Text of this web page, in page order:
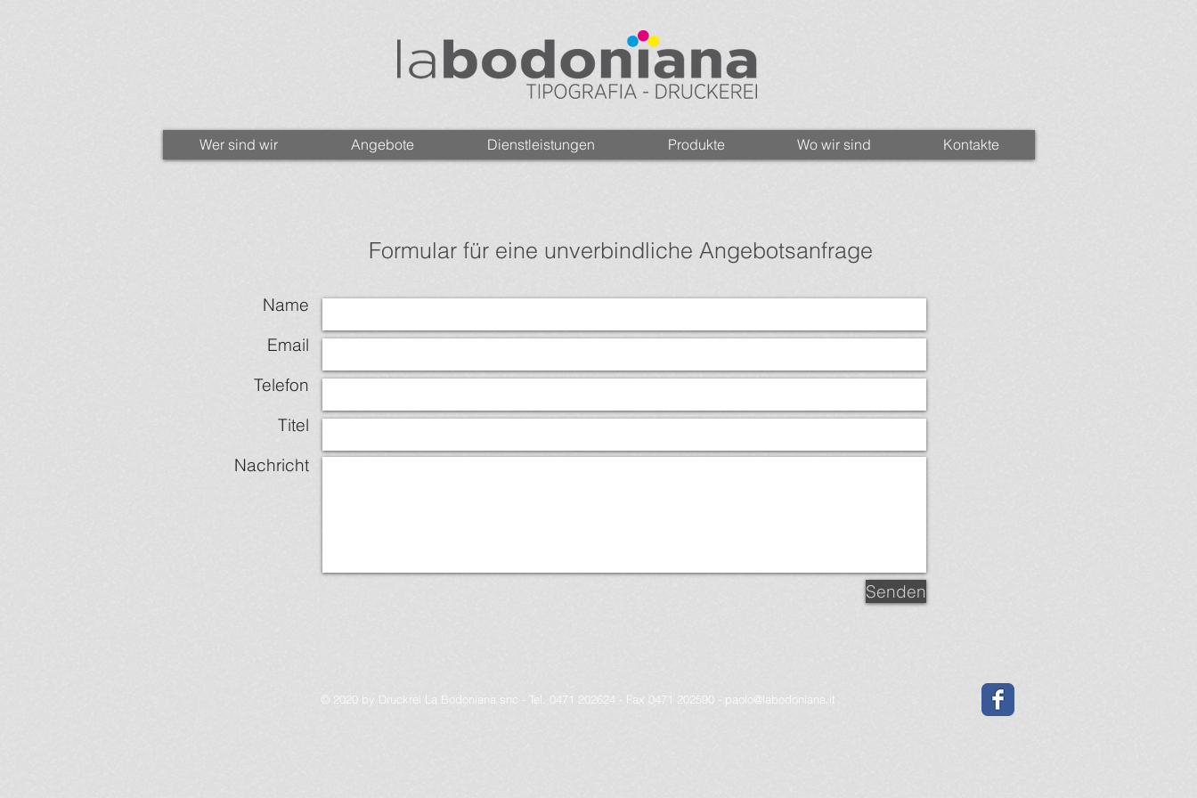
Wer sind wir Angebote Dienstleistungen Produkte Wo wir sind Kontakte
Formular für eine unverbindliche Angebotsanfrage
Name
Email
Telefon
Titel
Nachricht
Senden
© 2020 by Druckrei La Bodoniana snc - Tel. 0471 202624 - Fax 0471 202590 - paolo@labodoniana.it